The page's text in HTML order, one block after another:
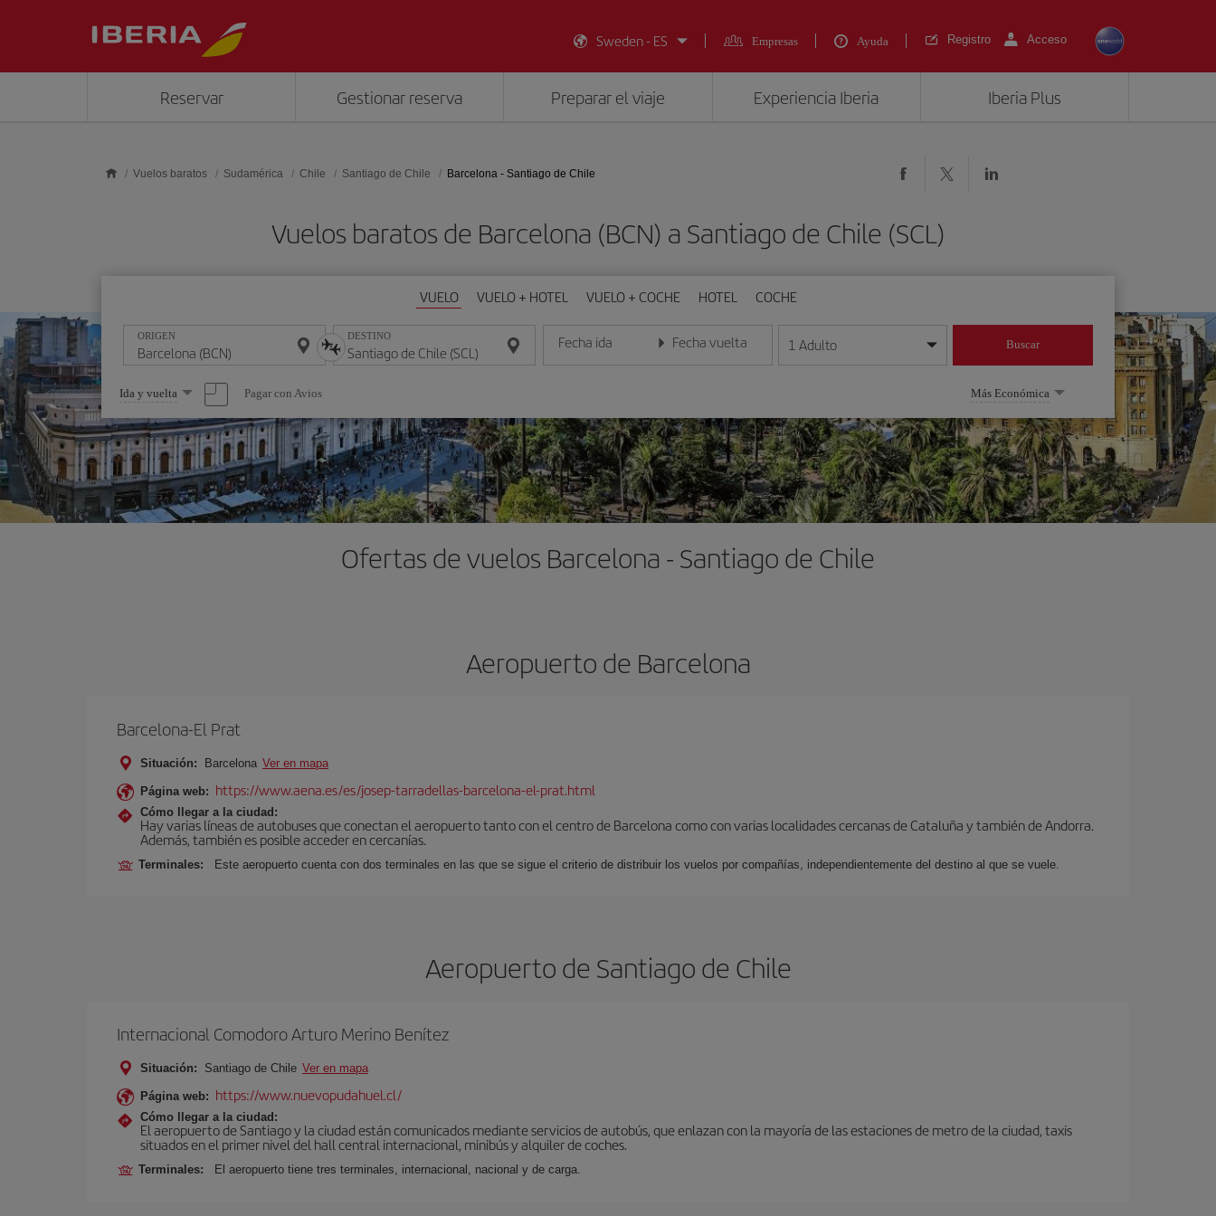
Sweden - ES
Empresas Ayuda Registro Acceso
Reservar Gestionar reserva Preparar el viaje Experiencia Iberia Iberia Plus
Vuelos baratos Sudamérica Chile Santiago de Chile Barcelona - Santiago de Chile
Vuelos baratos de Barcelona (BCN) a Santiago de Chile (SCL)
VUELO VUELO + HOTEL VUELO + COCHE HOTEL COCHE
ORIGEN DESTINO Fecha ida
Introduce la fecha en formato día/mes/año
Fecha vuelta
Introduce la fecha en formato día/mes/año
1 Adulto Buscar
Seleccione
una
opción
Ida y vuelta Pagar con Avios Más Económica
Ofertas de vuelos Barcelona - Santiago de Chile
Aeropuerto de Barcelona
Barcelona-El Prat
Situación: Barcelona Ver en mapa
Página web: https://www.aena.es/es/josep-tarradellas-barcelona-el-prat.html
Cómo llegar a la ciudad:
Hay varias líneas de autobuses que conectan el aeropuerto tanto con el centro de Barcelona como con varias localidades cercanas de Cataluña y también de Andorra.
Además, también es posible acceder en cercanías.
Terminales: Este aeropuerto cuenta con dos terminales en las que se sigue el criterio de distribuir los vuelos por compañías, independientemente del destino al que se vuele.
Aeropuerto de Santiago de Chile
Internacional Comodoro Arturo Merino Benítez
Situación: Santiago de Chile Ver en mapa
Página web: https://www.nuevopudahuel.cl/
Cómo llegar a la ciudad:
El aeropuerto de Santiago y la ciudad están comunicados mediante servicios de autobús, que enlazan con la mayoría de las estaciones de metro de la ciudad, taxis
situados en el primer nivel del hall central internacional, minibús y alquiler de coches.
Terminales: El aeropuerto tiene tres terminales, internacional, nacional y de carga.